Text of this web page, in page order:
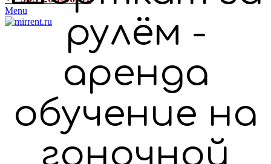
Menu
рулём -
аренда
обучение на
гоночной